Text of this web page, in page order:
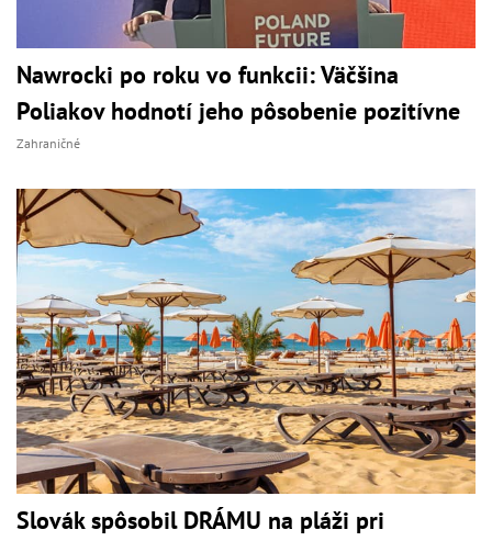
Nawrocki po roku vo funkcii: Väčšina
Poliakov hodnotí jeho pôsobenie pozitívne
Zahraničné
Slovák spôsobil DRÁMU na pláži pri